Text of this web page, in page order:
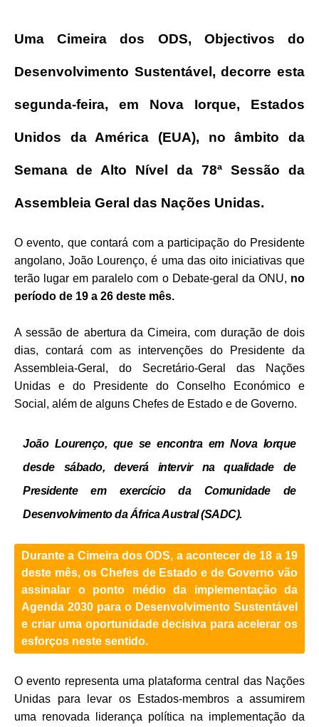
Uma Cimeira dos ODS, Objectivos do
Desenvolvimento Sustentável, decorre esta
segunda-feira, em Nova Iorque, Estados
Unidos da América (EUA), no âmbito da
Semana de Alto Nível da 78ª Sessão da
Assembleia Geral das Nações Unidas.
O evento, que contará com a participação do Presidente
angolano, João Lourenço, é uma das oito iniciativas que
terão lugar em paralelo com o Debate-geral da ONU, no
período de 19 a 26 deste mês.
A sessão de abertura da Cimeira, com duração de dois
dias, contará com as intervenções do Presidente da
Assembleia-Geral, do Secretário-Geral das Nações
Unidas e do Presidente do Conselho Económico e
Social, além de alguns Chefes de Estado e de Governo.
João Lourenço, que se encontra em Nova Iorque
desde sábado, deverá intervir na qualidade de
Presidente em exercício da Comunidade de
Desenvolvimento da África Austral (SADC).
Durante a Cimeira dos ODS, a acontecer de 18 a 19
deste mês, os Chefes de Estado e de Governo vão
assinalar o ponto médio da implementação da
Agenda 2030 para o Desenvolvimento Sustentável
e criar uma oportunidade decisiva para acelerar os
esforços neste sentido.
O evento representa uma plataforma central das Nações
Unidas para levar os Estados-membros a assumirem
uma renovada liderança política na implementação da